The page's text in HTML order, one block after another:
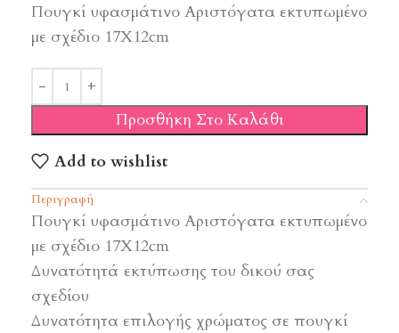
Πουγκί υφασμάτινο Αριστόγατα εκτυπωμένο
με σχέδιο 17Χ12cm
Προσθήκη Στο Καλάθι
Add to wishlist
Περιγραφή
Πουγκί υφασμάτινο Αριστόγατα εκτυπωμένο
με σχέδιο 17Χ12cm
Δυνατότητά εκτύπωσης του δικού σας
σχεδίου
Δυνατότητα επιλογής χρώματος σε πουγκί